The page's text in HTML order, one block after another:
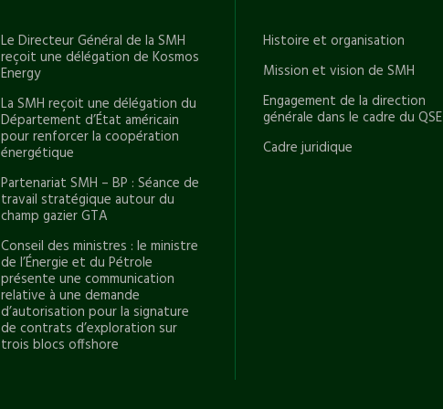
Histoire et organisation
Mission et vision de SMH
Engagement de la direction
générale dans le cadre du QSE
Cadre juridique
Le Directeur Général de la SMH
reçoit une délégation de Kosmos
Energy
La SMH reçoit une délégation du
Département d’État américain
pour renforcer la coopération
énergétique
Partenariat SMH – BP : Séance de
travail stratégique autour du
champ gazier GTA
Conseil des ministres : le ministre
de l’Énergie et du Pétrole
présente une communication
relative à une demande
d’autorisation pour la signature
de contrats d’exploration sur
trois blocs offshore